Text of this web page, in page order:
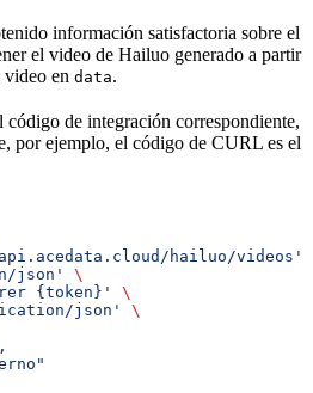
información satisfactoria sobre el
el video de Hailuo generado a partir
video en data.
código de integración correspondiente,
por ejemplo, el código de CURL es el
hailuo/videos'
json'
\
{token}'
\
json'
\